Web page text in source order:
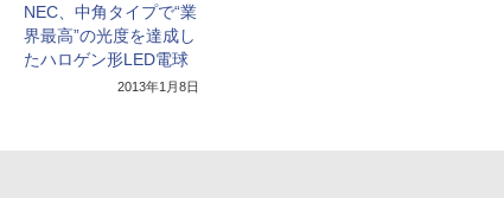
NEC、中角タイプで“業
界最高”の光度を達成し
たハロゲン形LED電球
2013年1月8日